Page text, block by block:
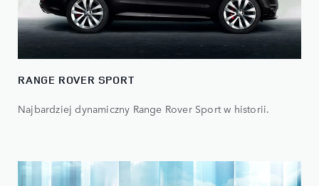
RANGE ROVER SPORT
Najbardziej dynamiczny Range Rover Sport w historii.